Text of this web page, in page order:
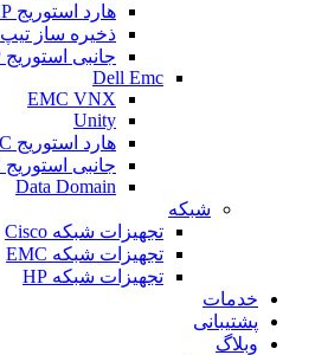
هارد استوریج HP
ذخیره ساز تیپ
جانبی استوریج HP
Dell Emc
EMC VNX
Unity
هارد استوریج EMC
جانبی استوریج EMC
Data Domain
شبکه
تجهیزات شبکه Cisco
تجهیزات شبکه EMC
تجهیزات شبکه HP
خدمات
پشتیبانی
وبلاگ